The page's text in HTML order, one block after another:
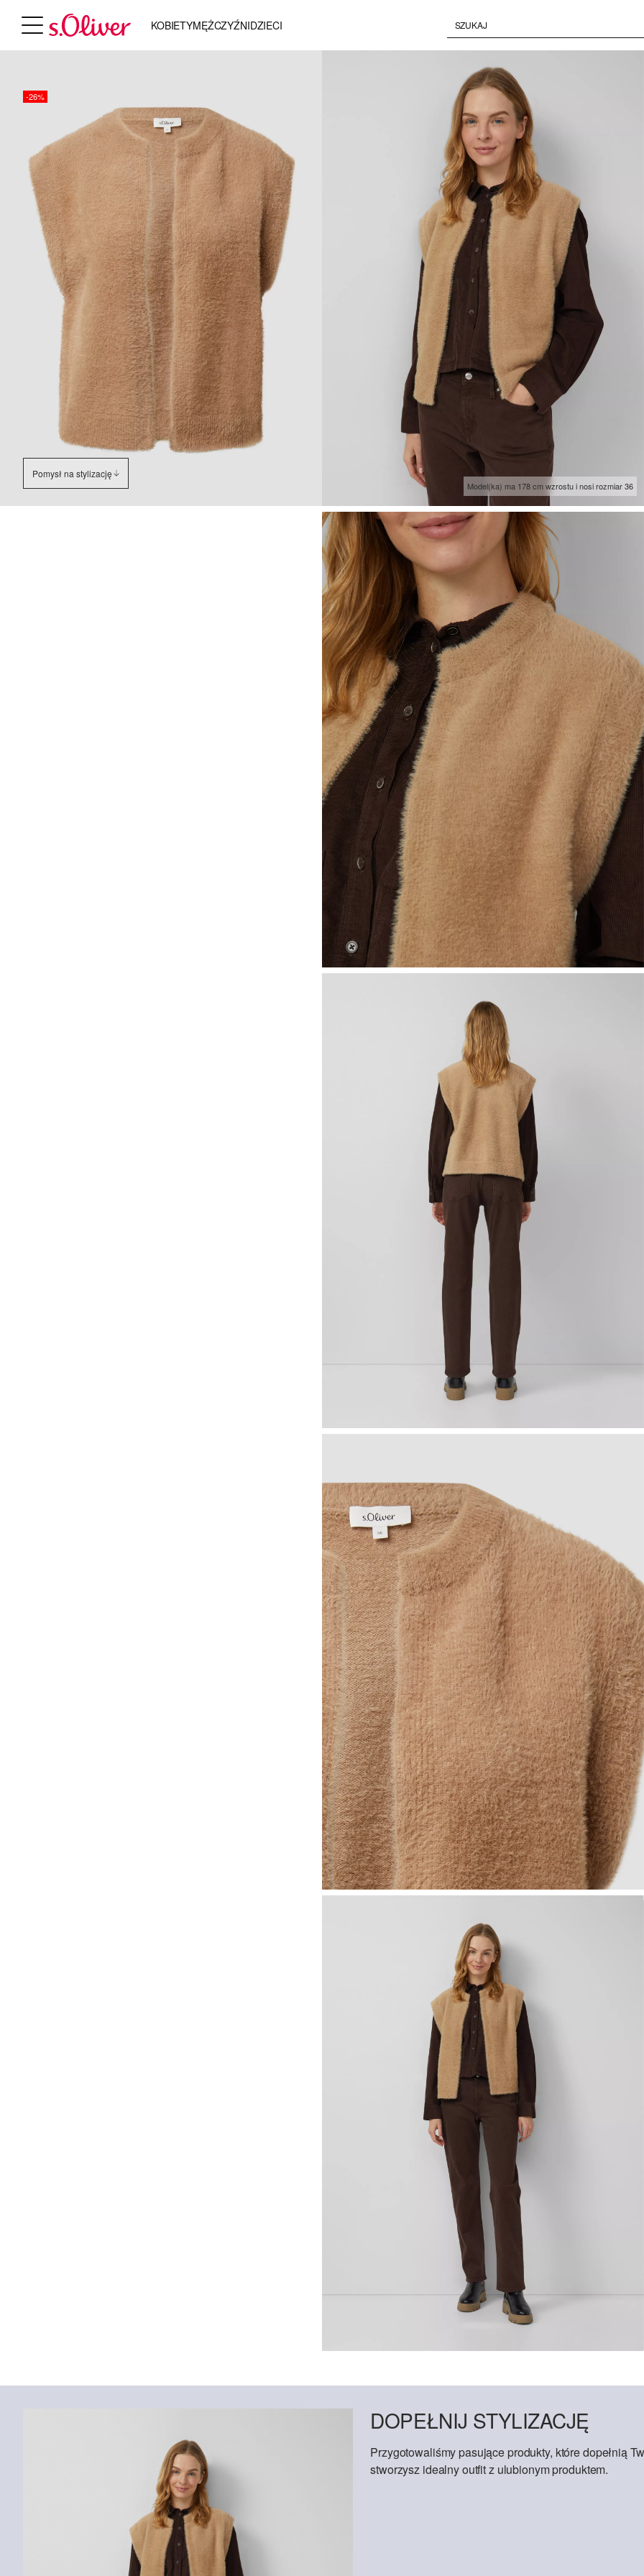
KOBIETYMĘŻCZYŹNIDZIECI
-26%
Pomysł na stylizację
Model(ka) ma 178 cm wzrostu i nosi rozmiar 36
DOPEŁNIJ STYLIZACJĘ
Przygotowaliśmy pasujące produkty, które dopełnią
stworzysz idealny outfit z ulubionym produktem.